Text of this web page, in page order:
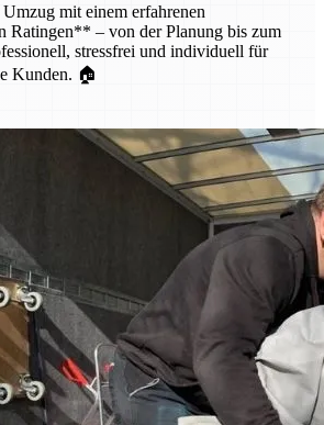
mit einem erfahrenen
Ratingen** – von der Planung bis zum
stressfrei und individuell für
Kunden. 🏠